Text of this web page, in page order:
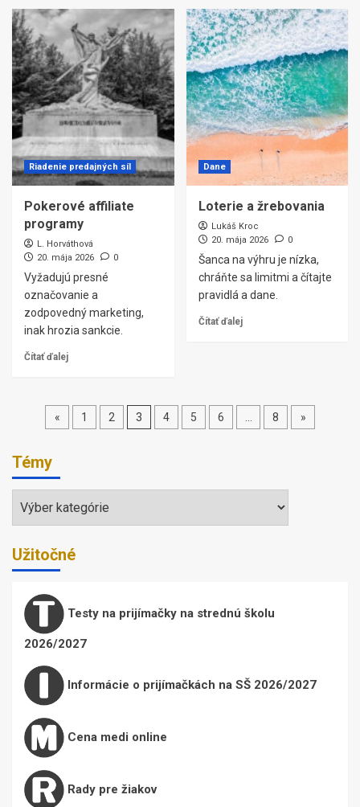
Riadenie predajných síl
Pokerové affiliate
programy
L. Horváthová
20. mája 2026
0
Vyžadujú presné
označovanie a
zodpovedný marketing,
inak hrozia sankcie.
Čítať ďalej
Dane
Loterie a žrebovania
Lukáš Kroc
20. mája 2026
0
Šanca na výhru je nízka,
chráňte sa limitmi a čítajte
pravidlá a dane.
Čítať ďalej
Stránkovanie
« 1 2 3 4 5 6 8 »
Témy
Témy
Užitočné
Testy na prijímačky na strednú školu
2026/2027
Informácie o prijímačkách na SŠ 2026/2027
Cena medi online
Rady pre žiakov